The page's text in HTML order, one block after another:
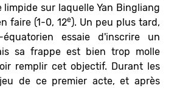
limpide sur laquelle Yan Bingliang
faire (1-0, 12e). Un peu plus tard,
équatorien essaie d'inscrire un
sa frappe est bien trop molle
remplir cet objectif. Durant les
de ce premier acte, et après